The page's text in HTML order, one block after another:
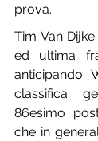
prova.
Tim Van
ed ultima
anticipando
classifica
86esimo
che in